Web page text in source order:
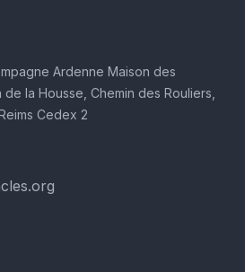
Ardenne Maison des
la Housse, Chemin des Rouliers,
Cedex 2